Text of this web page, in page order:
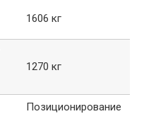
1606 кг
1270 кг
Позиционирование